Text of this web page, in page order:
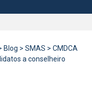
Blog > SMAS > CMDCA
a conselheiro